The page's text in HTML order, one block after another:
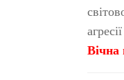
Вічна